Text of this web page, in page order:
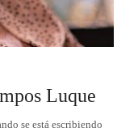
Luque
se está escribiendo